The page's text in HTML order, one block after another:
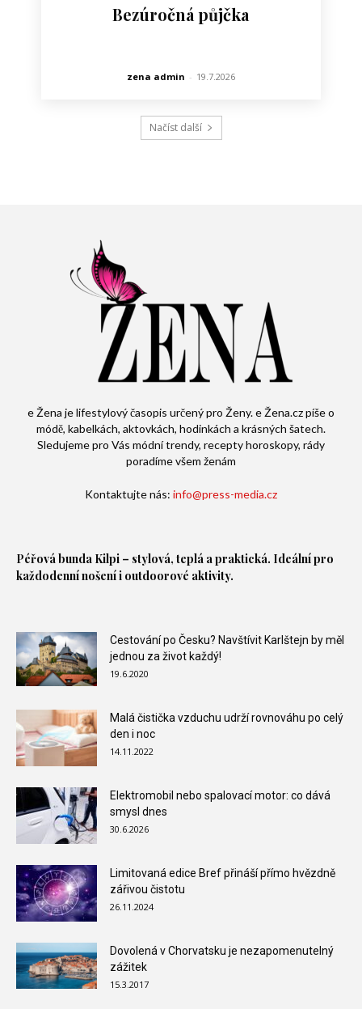
Bezúročná půjčka
zena admin - 19.7.2026
Načíst další
e Žena je lifestylový časopis určený pro Ženy. e Žena.cz píše o
módě, kabelkách, aktovkách, hodinkách a krásných šatech.
Sledujeme pro Vás módní trendy, recepty horoskopy, rády
poradíme všem ženám
Kontaktujte nás: info@press-media.cz
Péřová bunda Kilpi – stylová, teplá a praktická. Ideální pro
každodenní nošení i outdoorové aktivity.
Cestování po Česku? Navštívit Karlštejn by měl
jednou za život každý!
19.6.2020
Malá čistička vzduchu udrží rovnováhu po celý
den i noc
14.11.2022
Elektromobil nebo spalovací motor: co dává
smysl dnes
30.6.2026
Limitovaná edice Bref přináší přímo hvězdně
zářivou čistotu
26.11.2024
Dovolená v Chorvatsku je nezapomenutelný
zážitek
15.3.2017